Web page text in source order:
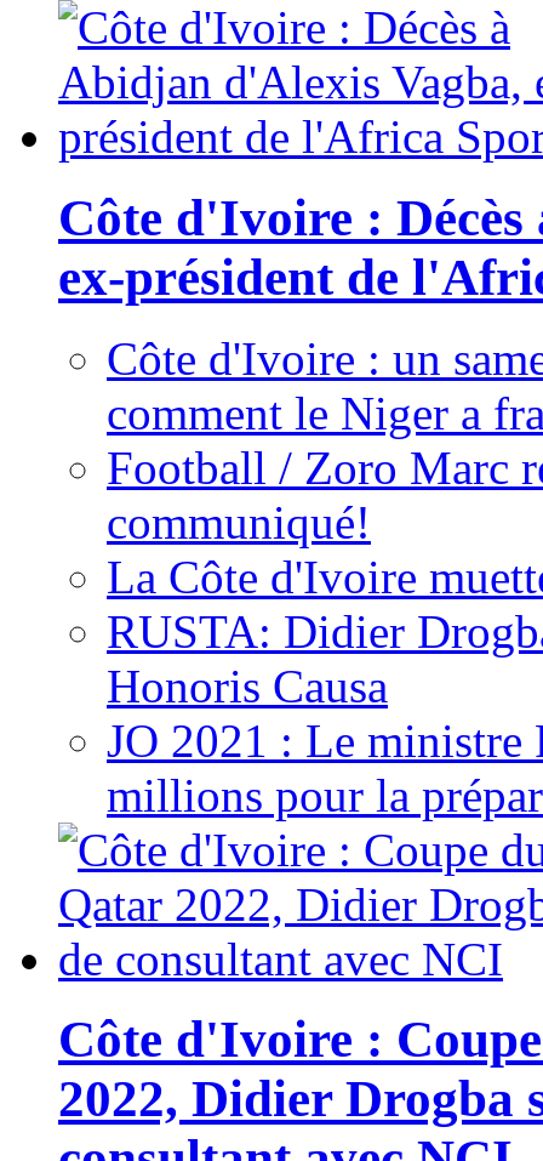
Côte d'Ivoire :
ex-président de
Côte d'Ivoire : un
comment le Niger a
Football / Zoro Marc
communiqué!
La Côte d'Ivoire
RUSTA: Didier
Honoris Causa
JO 2021 : Le ministre
millions pour la
Côte d'Ivoire :
2022, Didier Drogba